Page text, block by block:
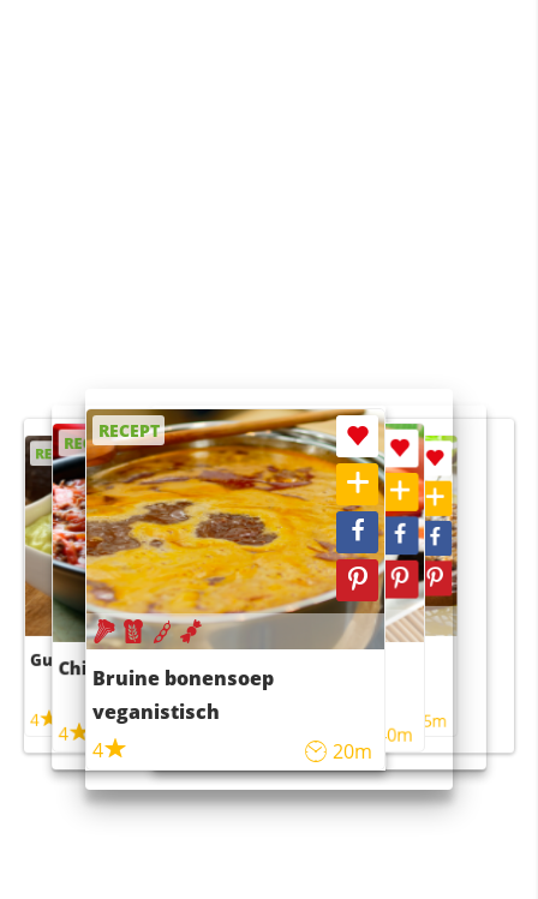
RECEPT
Guacamole
4
RECEPT
Chili con carne
4
RECEPT
Bruine bonensoep
veganistisch
4
20m
RECEPT
Sushi rijstsalade
maaltijdsalade
40m
RECEPT
4 55m